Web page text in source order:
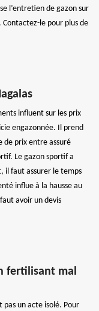
l’entretien de gazon sur
Contactez-le pour plus de
influent sur les prix
engazonnée. Il prend
de prix entre assuré
Le gazon sportif a
il faut assurer le temps
influe à la hausse au
avoir un devis
fertilisant mal
pas un acte isolé. Pour